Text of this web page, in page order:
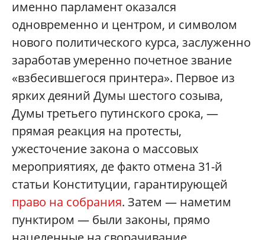
именно парламент оказался
одновременно и центром, и символом
нового политического курса, заслуженно
заработав умеренно почетное звание
«взбесившегося принтера». Первое из
ярких деяний Думы шестого созыва,
Думы третьего путинского срока, —
прямая реакция на протесты,
ужесточение закона о массовых
мероприятиях, де факто отмена 31-й
статьи Конституции, гарантирующей
право на собрания. Затем — наметим
пунктиром — были законы, прямо